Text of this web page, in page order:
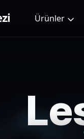
Ürünler